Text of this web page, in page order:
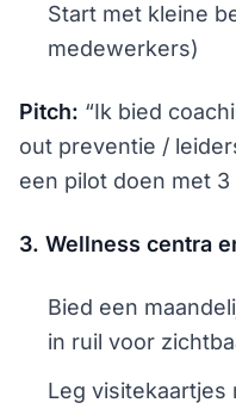
Start met kleine
medewerkers)
Pitch: “Ik bied
out preventie /
een pilot doen met
3. Wellness centra
Bied een
in ruil voor
Leg visitekaartjes